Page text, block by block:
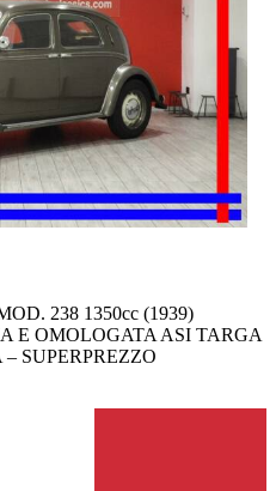
238 1350cc (1939)
E OMOLOGATA ASI TARGA
SUPERPREZZO